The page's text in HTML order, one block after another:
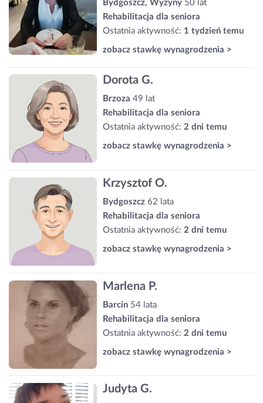
Bydgoszcz, Wyżyny 50 lat
Rehabilitacja dla seniora
Ostatnia aktywność: 1 tydzień temu
zobacz stawkę wynagrodzenia >
Dorota G.
Brzoza 49 lat
Rehabilitacja dla seniora
Ostatnia aktywność: 2 dni temu
zobacz stawkę wynagrodzenia >
Krzysztof O.
Bydgoszcz 62 lata
Rehabilitacja dla seniora
Ostatnia aktywność: 2 dni temu
zobacz stawkę wynagrodzenia >
Marlena P.
Barcin 54 lata
Rehabilitacja dla seniora
Ostatnia aktywność: 2 dni temu
zobacz stawkę wynagrodzenia >
Judyta G.